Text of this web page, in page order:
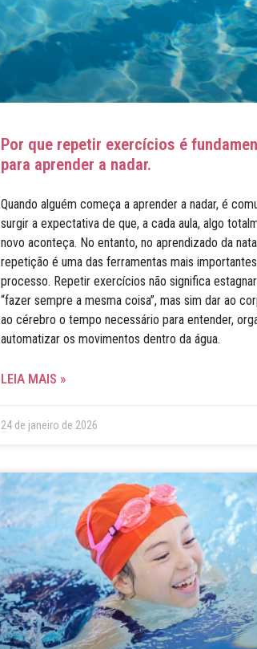
Por que repetir exercícios é
para aprender a nadar.
Quando alguém começa a aprender a nadar, é
surgir a expectativa de que, a cada aula, algo
novo aconteça. No entanto, no aprendizado da
repetição é uma das ferramentas mais
processo. Repetir exercícios não significa
“fazer sempre a mesma coisa”, mas sim dar ao
ao cérebro o tempo necessário para entender,
automatizar os movimentos dentro da água.
LEIA MAIS »
24 de janeiro de 2026